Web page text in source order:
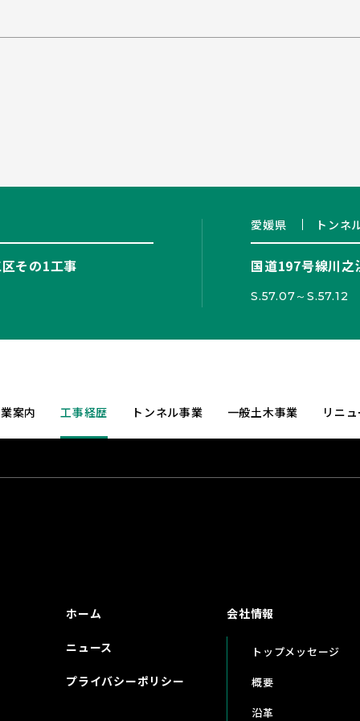
その1工事
愛媛県 トンネ
国道197号線川
S.57.07～S.57.12
案内 工事経歴 トンネル事業 一般土木事業 リニ
ホーム
ニュース
プライバシーポリシー
会社情報
トップメッセージ
概要
沿革